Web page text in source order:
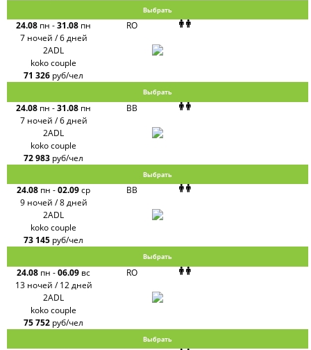
Выбрать
24.08 пн -31.08 пн
7 ночей / 6 дней
RO
2ADL
koko couple
71 326 руб/чел
Выбрать
24.08 пн -31.08 пн
7 ночей / 6 дней
BB
2ADL
koko couple
72 983 руб/чел
Выбрать
24.08 пн -02.09ср
9 ночей / 8 дней
BB
2ADL
koko couple
73 145 руб/чел
Выбрать
24.08 пн -06.09 вс
13 ночей / 12 дней
RO
2ADL
koko couple
75 752 руб/чел
Выбрать